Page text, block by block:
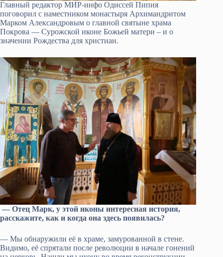
Главный редактор МИР-инфо Одиссей Пипия
поговорил с наместником монастыря Архимандритом
Марком Александровым о главной святыне храма
Покрова — Сурожской иконе Божьей матери – и о
значении Рождества для христиан.
— Отец Марк, у этой иконы интересная история,
расскажите, как и когда она здесь появилась?
— Мы обнаружили её в храме, замурованной в стене.
Видимо, её спрятали после революции в начале гонений